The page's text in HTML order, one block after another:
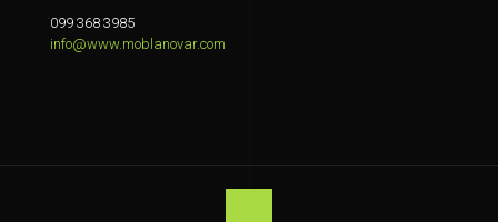
099 368 3985
info@www.moblanovar.com